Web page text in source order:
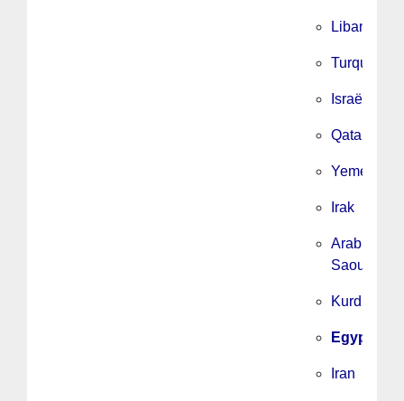
Liban
Turquie
Israël
Qatar
Yemen
Irak
Arabie
Saoudite
Kurdistan
Egypte
Iran